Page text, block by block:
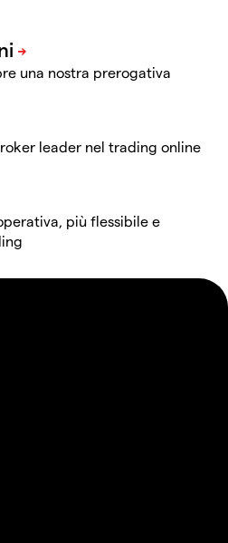
una nostra prerogativa
leader nel trading online
più flessibile e